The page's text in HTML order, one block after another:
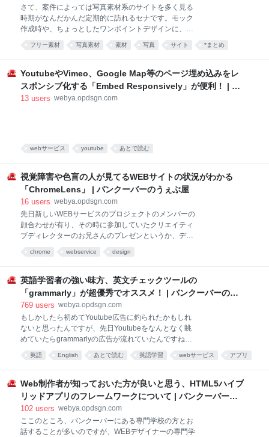
けで、今日は僕がこれまで耳にしてきたWEB屋な皆さ
んのお話を元に、昨今どれだけWEB制作者のスキルセ
ットや求められる物が変わってきているのかをざっく
りとだけまとめてみようかなと思います。 北米圏で就
さて、案件によっては写真素材系のサイトを多く見る
時期がなんだかんだ定期的に訪れるセナです。モック
作成時や、ちょっとしたワンポイントデザインに、デ
ザイナーじゃなくともブログ記事なんか写真を使いた
い時、様々な瞬間にあったら便利なフリーの写真素材
他に良いのが無いかなと周りに聞いてみたくなるんで
すね。ちょくちょくFacebookなんかには載せているつ
もりですが、最近特に数が多いように感じます。 とい
て頂いた上ご利用くださいね。 それでは、行ってみま
も相当お世
フリー素材 写真素材 素材 写真 サイト *まとめ
YoutubeやVimeo、Google Map等のページ埋め込みをレ
スポンシブ化する「Embed Responsively」が便利！ | バ
ンクーバーのうぇぶ屋
13 users webya.opdsgn.com
webサービス youtube あとで読む
視覚障害や色盲の人が見てるWEBサイトの状況がわかる
「ChromeLens」 | バンクーバーのうぇぶ屋
16 users webya.opdsgn.com
先日新しいWEBサービスのプロジェクトのメンバーの
顔合わせが有り、その時に参加していたクリエイティ
ブディレクターのお兄さんのプレゼンというか、デザ
様々なColorblind（色盲）の人が見た場合のサイトの
んですね。 例えば、単純にサイトカラーを決める時な
んかでも「この赤で行きましょう」みたいな感じで良
い場合もあるでしょうけど、そこに『この赤は色盲の
こんな配慮を…』みたいな話が出てくると、あーなる
ほど、そういう事も含めて考えているのかと納得させ
られます。 色覚障害者は100人に1人は必ず居るとさ
れる程決して少なくはない症状の一つだと思います
い事なのかもしれま
chrome webservice design
英語学習者の強い味方、英文チェックツールの
「grammarly」が超優秀でオススメ！ | バンクーバーのう
ぇぶ屋
769 users webya.opdsgn.com
もしかしたら初めてYoutube広告に釣られたかもしれ
ないと思ったんですが、先日Youtubeをなんとなく眺
めていたらgrammarlyの広告が流れていたんですね。
これ自体は結構前から知っていたWEBサービスで、英
文の校正サービスとしては以前からあったんですね。
前は、英文アップロードして、チェックして、評価し
て、内容確認してと、なんか色々面倒なイメージがあ
ったんですね。実際そうだったと思うし。 なので「今
の、その広告がやたら毎回英文チェックめんどくせぇ
英語 English あとで読む 英語学習 webサービス アプリ
Web制作者が知っておいた方が良いと思う、HTML5ハイブ
リッドアプリのフレームワークについて | バンクーバーの
うぇぶ屋
102 users webya.opdsgn.com
ここのところ、バンクーバーにある専門学校の方とお
話することが多いのですが、WEBデザイナーの専門学